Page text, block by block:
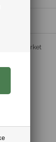
til urværket